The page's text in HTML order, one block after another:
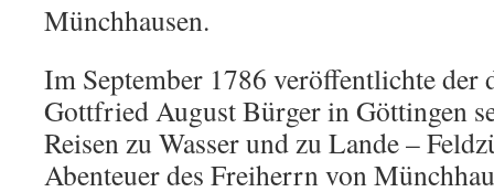
Münchhausen.
Im September 1786 veröffentlichte der
Gottfried August Bürger in Göttingen
Reisen zu Wasser und zu Lande –
Abenteuer des Freiherrn von